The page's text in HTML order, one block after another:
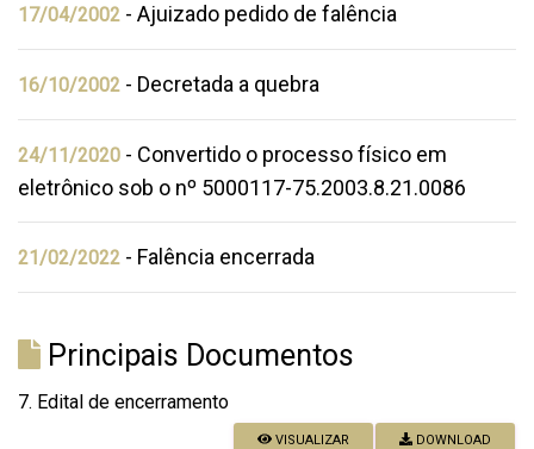
17/04/2002 - Ajuizado pedido de falência
16/10/2002 - Decretada a quebra
24/11/2020 - Convertido o processo físico em
eletrônico sob o nº 5000117-75.2003.8.21.0086
21/02/2022 - Falência encerrada
Principais Documentos
7. Edital de encerramento
DOWNLOAD
VISUALIZAR